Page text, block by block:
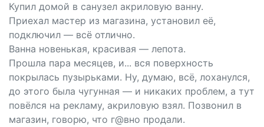
Купил домой в санузел акриловую ванну.
Приехал мастер из магазина, установил её,
подключил — всё отлично.
Ванна новенькая, красивая — лепота.
Прошла пара месяцев, и... вся поверхность
покрылась пузырьками. Ну, думаю, всё, лоханулся,
до этого была чугунная — и никаких проблем, а тут
повёлся на рекламу, акриловую взял. Позвонил в
магазин, говорю, что г@вно продали.